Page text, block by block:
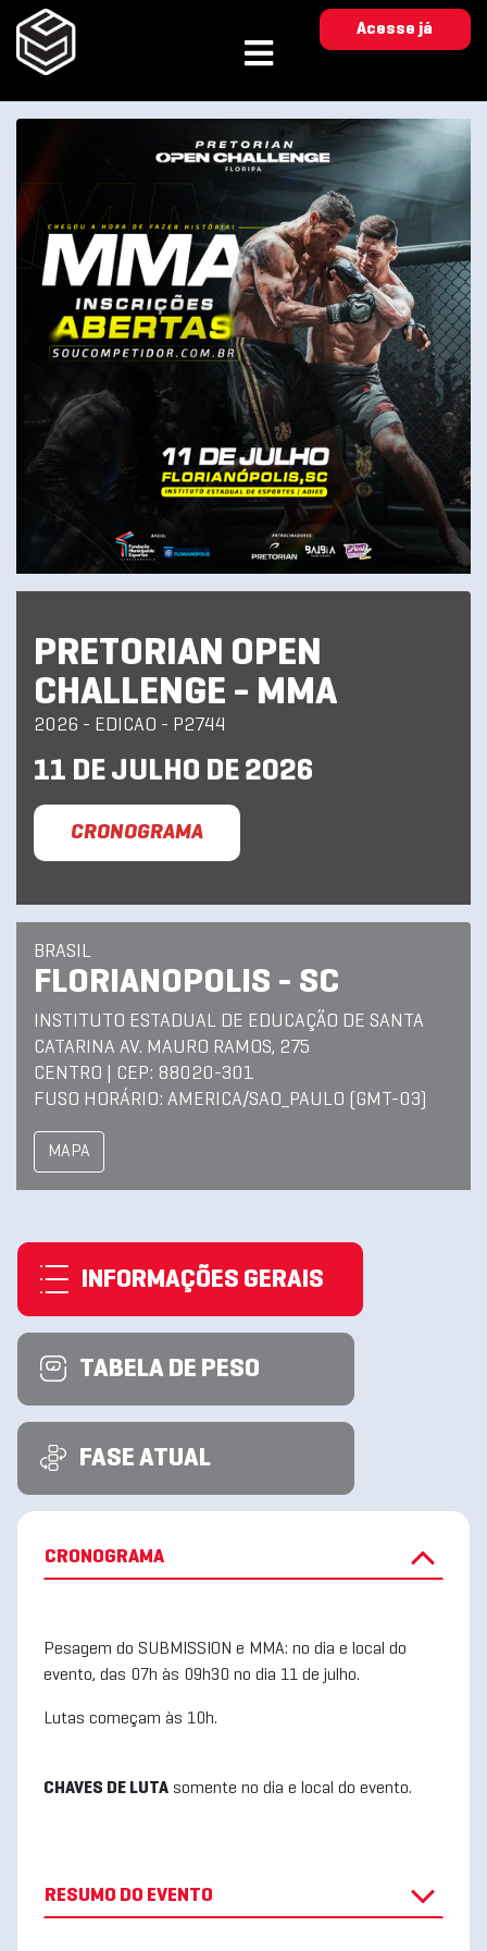
Acesse já
PRETORIAN OPEN
CHALLENGE - MMA
2026 - EDICAO - P2744
11 DE JULHO DE 2026
CRONOGRAMA
BRASIL
FLORIANOPOLIS - SC
INSTITUTO ESTADUAL DE EDUCAÇÃO DE SANTA
CATARINA AV. MAURO RAMOS, 275
CENTRO | CEP: 88020-301
FUSO HORÁRIO: AMERICA/SAO_PAULO (GMT-03)
MAPA
INFORMAÇÕES GERAIS
TABELA DE PESO
FASE ATUAL
CRONOGRAMA
Pesagem do SUBMISSION e MMA: no dia e local do
evento, das 07h às 09h30 no dia 11 de julho.
Lutas começam às 10h.
CHAVES DE LUTA somente no dia e local do evento.
RESUMO DO EVENTO